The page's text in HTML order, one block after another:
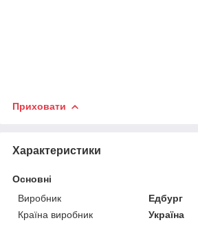
Приховати
Характеристики
Основні
Виробник
Едбург
Країна виробник
Україна